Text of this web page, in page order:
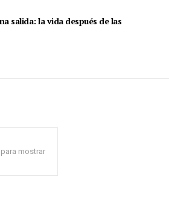
salida: la vida después de las
mostrar